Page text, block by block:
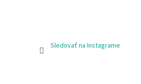
Sledovať na Instagrame